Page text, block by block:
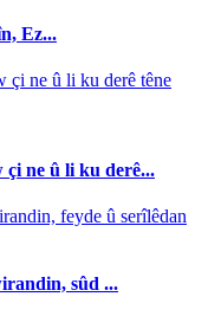
Ez...
çi ne û li ku derê...
sûd ...